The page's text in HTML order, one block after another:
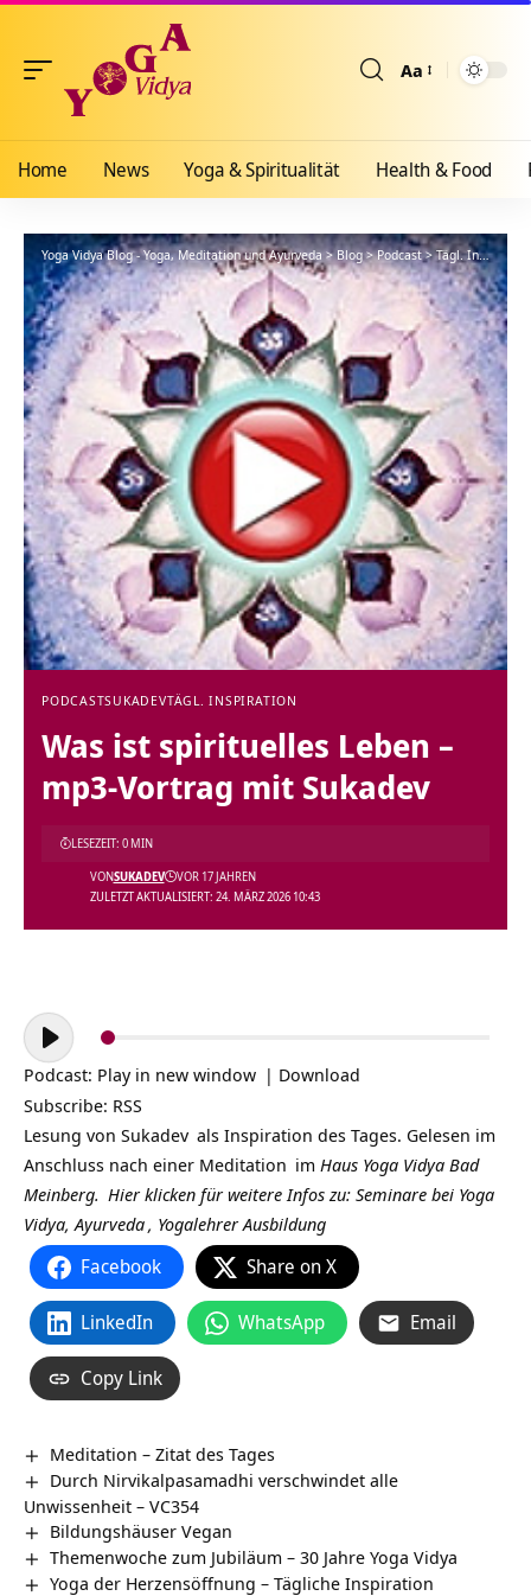
Aa
Home News Yoga & Spiritualität Health & Food
Yoga Vidya Blog - Yoga, Meditation und Ayurveda>Blog>Podcast>Tägl. Inspiration
PODCASTSUKADEVTÄGL. INSPIRATION
Was ist spirituelles Leben –
mp3-Vortrag mit Sukadev
ZULETZT AKTUALISIERT: 24. MÄRZ 2026 10:43
VONSUKADEV VOR 17 JAHREN
LESEZEIT: 0 MIN
Audio-
Player
Podcast: Play in new window | Download
Subscribe: RSS
Lesung von Sukadev als Inspiration des Tages. Gelesen im
Anschluss nach einer Meditation im Haus Yoga Vidya Bad
Meinberg. Hier klicken für weitere Infos zu: Seminare bei Yoga
Vidya,Ayurveda, Yogalehrer Ausbildung
Facebook Share on X
LinkedIn WhatsApp Email
Copy Link
Meditation – Zitat des Tages
Durch Nirvikalpasamadhi verschwindet alle
Unwissenheit – VC354
Bildungshäuser Vegan
Themenwoche zum Jubiläum – 30 Jahre Yoga Vidya
Yoga der Herzensöffnung – Tägliche Inspiration